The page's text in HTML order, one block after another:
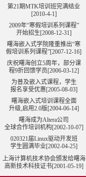
第21期MTK培训班完满结业
[2010-4-1]
2009年“寒假培训系列课程”
开始招生[2008-12-31]
曙海嵌入式学院隆重推出“寒
假培训系列课程”[2007-12-16]
庆祝曙海创立5周年，部分课
程9折回馈学员[2006-03-12]
为普及嵌入式课程，学生
报名享受优惠[2005-08-03]
曙海嵌入式培训课程全面
升级,启用2.0版[2004-06-14]
曙海成为Altera公司
全球合作培训机构[2002-10-07]
020321届Linux驱动开发班
学生圆满毕业[2002-04-25]
上海计算机技术协会颁发给曙海
高新技术科技证书[2001-05-19]